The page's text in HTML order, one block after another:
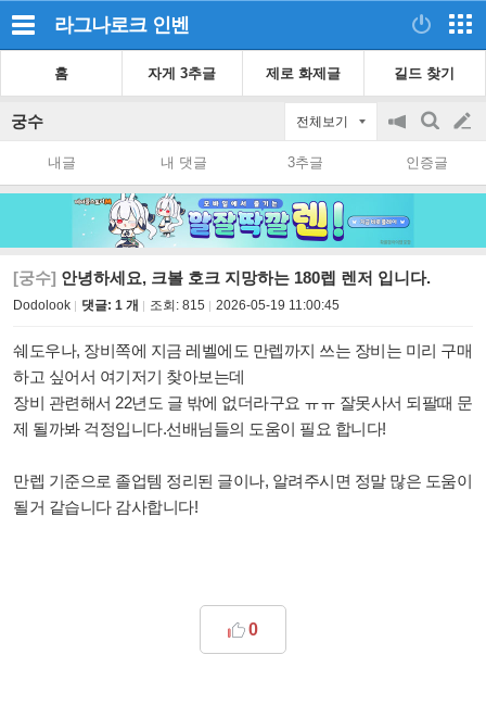
라그나로크 인벤
홈 자게 3추글 제로 화제글 길드 찾기
궁수 전체보기
공
on/off
검
색
글
쓰
내글 내 댓글 3추글 인증글
[궁수] 안녕하세요, 크볼 호크 지망하는 180렙 렌저 입니다.
Dodolook 댓글: 1 개 조회: 815 2026-05-19 11:00:45
쉐도우나, 장비쪽에 지금 레벨에도 만렙까지 쓰는 장비는 미리 구매
하고 싶어서 여기저기 찾아보는데
장비 관련해서 22년도 글 밖에 없더라구요 ㅠㅠ 잘못사서 되팔때 문
제 될까봐 걱정입니다.선배님들의 도움이 필요 합니다!
만렙 기준으로 졸업템 정리된 글이나, 알려주시면 정말 많은 도움이
될거 같습니다 감사합니다!
0